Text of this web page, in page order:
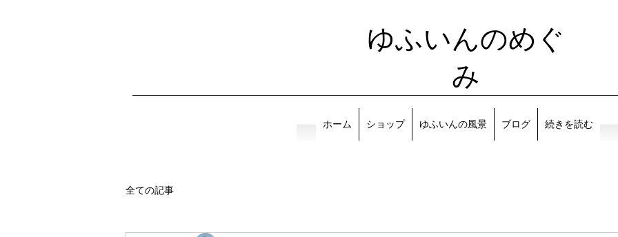
ゆふいんのめぐ
み
ホーム ショップ ゆふいんの風景 ブログ 続きを読む
全ての記事